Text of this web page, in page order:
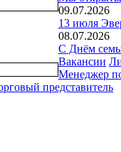
09.07.2026
13 июля
08.07.2026
С Днём
Вакансии
Менеджер
представитель